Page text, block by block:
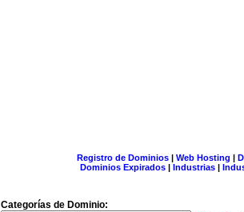
Registro de Dominios| Web Hosting |
Dominios Expirados | Industrias |
Categorías de Dominio: